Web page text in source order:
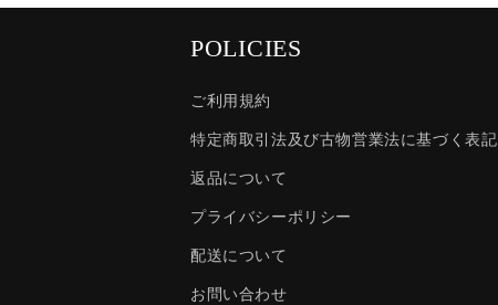
POLICIES
ご利用規約
特定商取引法及び古物営業法に基づく表記
返品について
プライバシーポリシー
配送について
お問い合わせ